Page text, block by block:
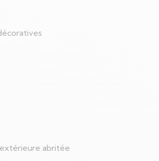
abritée